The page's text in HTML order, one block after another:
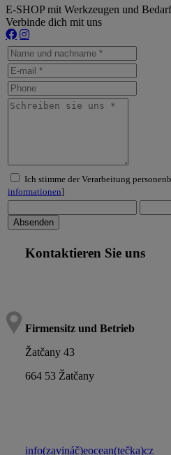
E-SHOP mit Werkzeugen und
Verbinde dich mit uns
Ich stimme der Verarbeitung
informationen]
Kontaktieren Sie uns
Firmensitz und Betrieb
Žatčany 43
664 53 Žatčany
info(zavináč)eocean(tečka)cz